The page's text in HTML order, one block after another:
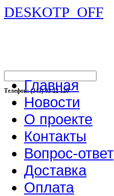
DESKOTP_OFF
Телефон: (343) 03 22 120
Главная
Новости
О проекте
Контакты
Вопрос-ответ
Доставка
Оплата